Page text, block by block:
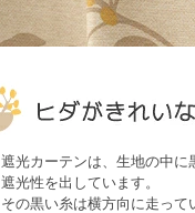
遮光カーテンは、生地の中に
遮光性を出しています。
その黒い糸は横方向に走って